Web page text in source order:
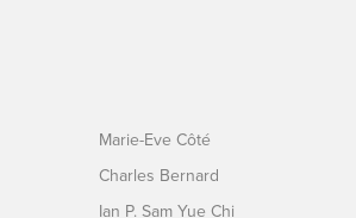
Marie-Eve Côté
Charles Bernard
Ian P. Sam Yue Chi